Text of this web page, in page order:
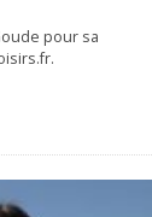
pour sa